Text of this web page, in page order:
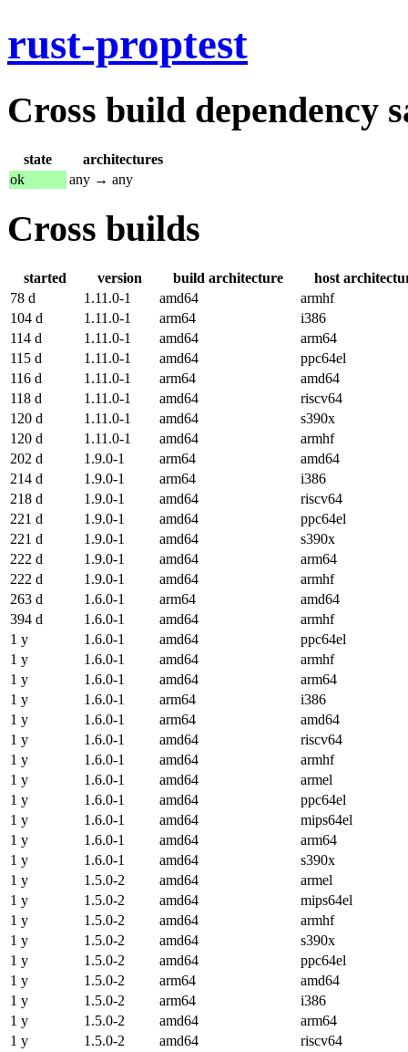
rust-proptest
Cross build dependency
state
architectures
ok
any → any
Cross builds
started version build architecture
host
78 d
1.11.0-1 amd64
armhf
104 d
1.11.0-1 arm64
i386
114 d
1.11.0-1 amd64
arm64
115 d
1.11.0-1 amd64
ppc64el
116 d
1.11.0-1 arm64
amd64
118 d
1.11.0-1 amd64
riscv64
120 d
1.11.0-1 amd64
s390x
120 d
1.11.0-1 amd64
armhf
202 d
1.9.0-1 arm64
amd64
214 d
1.9.0-1 arm64
i386
218 d
1.9.0-1 amd64
riscv64
221 d
1.9.0-1 amd64
ppc64el
221 d
1.9.0-1 amd64
s390x
222 d
1.9.0-1 amd64
arm64
222 d
1.9.0-1 amd64
armhf
263 d
1.6.0-1 arm64
amd64
394 d
1.6.0-1 amd64
armhf
1 y
1.6.0-1 amd64
ppc64el
1 y
1.6.0-1 amd64
armhf
1 y
1.6.0-1 amd64
arm64
1 y
1.6.0-1 arm64
i386
1 y
1.6.0-1 arm64
amd64
1 y
1.6.0-1 amd64
riscv64
1 y
1.6.0-1 amd64
armhf
1 y
1.6.0-1 amd64
armel
1 y
1.6.0-1 amd64
ppc64el
1 y
1.6.0-1 amd64
mips64el
1 y
1.6.0-1 amd64
arm64
1 y
1.6.0-1 amd64
s390x
1 y
1.5.0-2 amd64
armel
1 y
1.5.0-2 amd64
mips64el
1 y
1.5.0-2 amd64
armhf
1 y
1.5.0-2 amd64
s390x
1 y
1.5.0-2 amd64
ppc64el
1 y
1.5.0-2 arm64
amd64
1 y
1.5.0-2 arm64
i386
1 y
1.5.0-2 amd64
arm64
1 y
1.5.0-2 amd64
riscv64